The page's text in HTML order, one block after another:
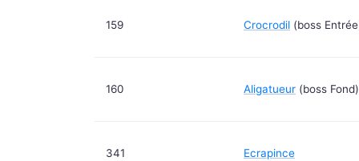
159 Crocrodil (boss
160 Aligatueur (boss Fond)
341 Ecrapince